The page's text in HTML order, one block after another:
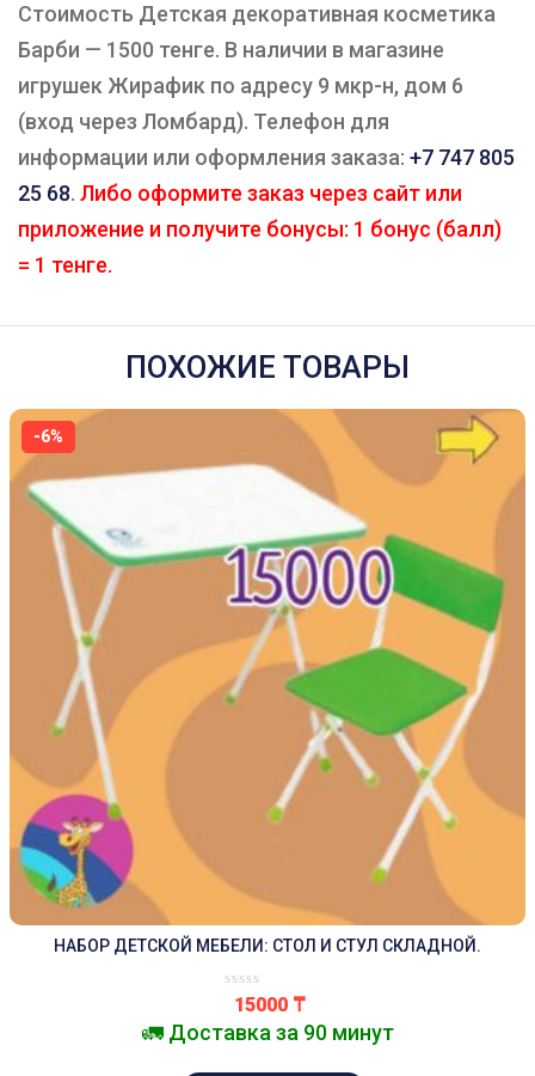
Стоимость Детская декоративная косметика
Барби — 1500 тенге. В наличии в магазине
игрушек Жирафик по адресу 9 мкр-н, дом 6
(вход через Ломбард). Телефон для
информации или оформления заказа: +7 747 805
25 68. Либо оформите заказ через сайт или
приложение и получите бонусы: 1 бонус (балл)
= 1 тенге.
ПОХОЖИЕ ТОВАРЫ
-6%
НАБОР ДЕТСКОЙ МЕБЕЛИ: СТОЛ И СТУЛ СКЛАДНОЙ.
15000 ₸
🚛 Доставка за 90 минут